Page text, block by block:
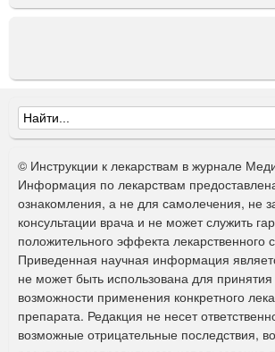
Ф
о
р
м
а
п
о
и
© Инструкции к лекарствам в журнале
Информация по лекарствам
ознакомления, а не для самолечения, не
консультации врача и не может служить
положительного эффекта лекарственного
Приведенная научная информация
не может быть использована для
возможности применения конкретного
препарата. Редакция не несет
возможные отрицательные последствия,